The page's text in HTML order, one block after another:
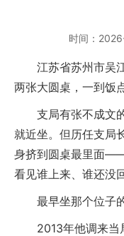
时间：
江苏省苏州市吴江
两张大圆桌，一到饭
支局有张不成文的
就近坐。但历任支局
身挤到圆桌最里面
看见谁上来、谁还没
最早坐那个位子的
2013年他调来当